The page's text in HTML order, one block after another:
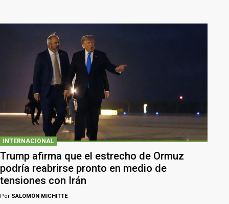
INTERNACIONAL
Trump afirma que el estrecho de Ormuz
podría reabrirse pronto en medio de
tensiones con Irán
Por SALOMÓN MICHITTE